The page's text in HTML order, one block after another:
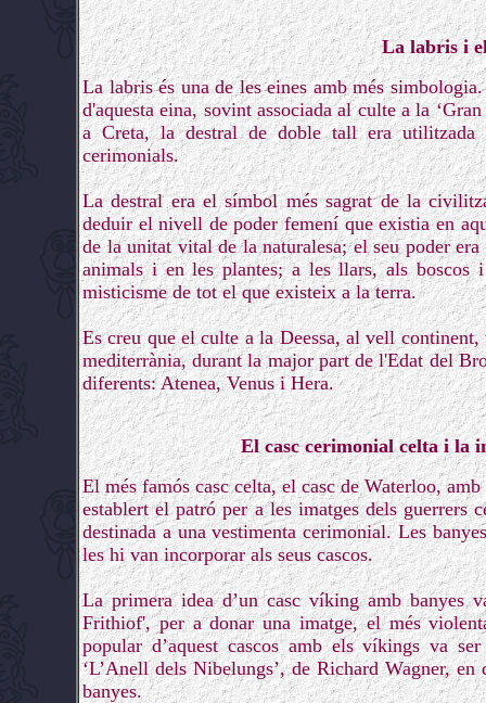
La labris i
La labris és una de les eines amb més
d'aquesta eina, sovint associada al culte a la
a Creta, la destral de doble tall era utilitzada
cerimonials.
La destral era el símbol més sagrat de la
deduir el nivell de poder femení que existia en
de la unitat vital de la naturalesa; el seu poder
animals i en les plantes; a les llars, als boscos
misticisme de tot el que existeix a la terra.
Es creu que el culte a la Deessa, al vell
mediterrània, durant la major part de l'Edat del
diferents: Atenea, Venus i Hera.
El casc cerimonial celta i la
El més famós casc celta, el casc de Waterloo,
establert el patró per a les imatges dels
destinada a una vestimenta cerimonial. Les
les hi van incorporar als seus cascos.
La primera idea d’un casc víking amb banyes
Frithiof', per a donar una imatge, el més
popular d’aquest cascos amb els víkings va
‘L’Anell dels Nibelungs’, de Richard Wagner,
banyes.